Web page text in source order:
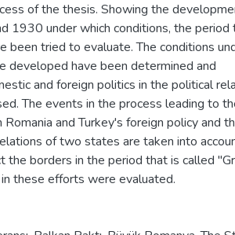
of the thesis. Showing the
1930 under which conditions, the period
been tried to evaluate. The conditions
developed have been determined and
and foreign politics in the political
The events in the process leading to
and Turkey's foreign policy and
of two states are taken into
the borders in the period that is called
these efforts were evaluated.